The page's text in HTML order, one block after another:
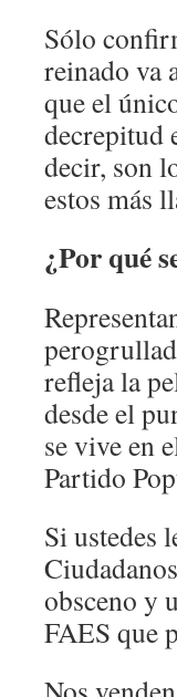
Sólo
reinado va
que el
decrepitud
decir, son
estos más
¿Por qué
refleja la
desde el
se vive en
Partido
Si ustedes
obsceno y
FAES que